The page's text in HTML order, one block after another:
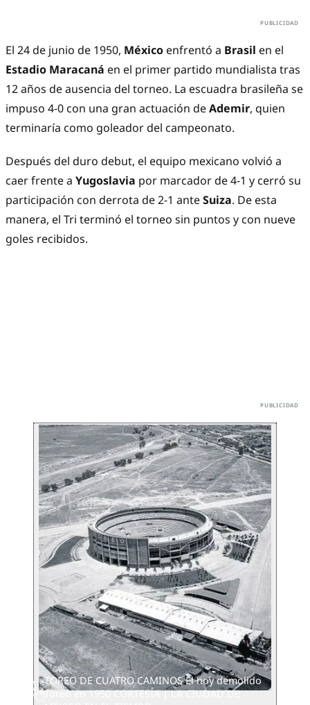
El 24 de junio de 1950, México enfrentó a Brasil en el
Estadio Maracaná en el primer partido mundialista tras
12 años de ausencia del torneo. La escuadra brasileña se
impuso 4-0 con una gran actuación deAdemir, quien
terminaría como goleador del campeonato.
Después del duro debut, el equipo mexicano volvió a
caer frente a Yugoslavia por marcador de 4-1 y cerró su
participación con derrota de 2-1 anteSuiza. De esta
manera, el Tri terminó el torneo sin puntos y con nueve
goles recibidos.
TOREO DE CUATRO CAMINOS El hoy demolido
Toreo en 1950 CORTESÍA | LA CIUDAD DE